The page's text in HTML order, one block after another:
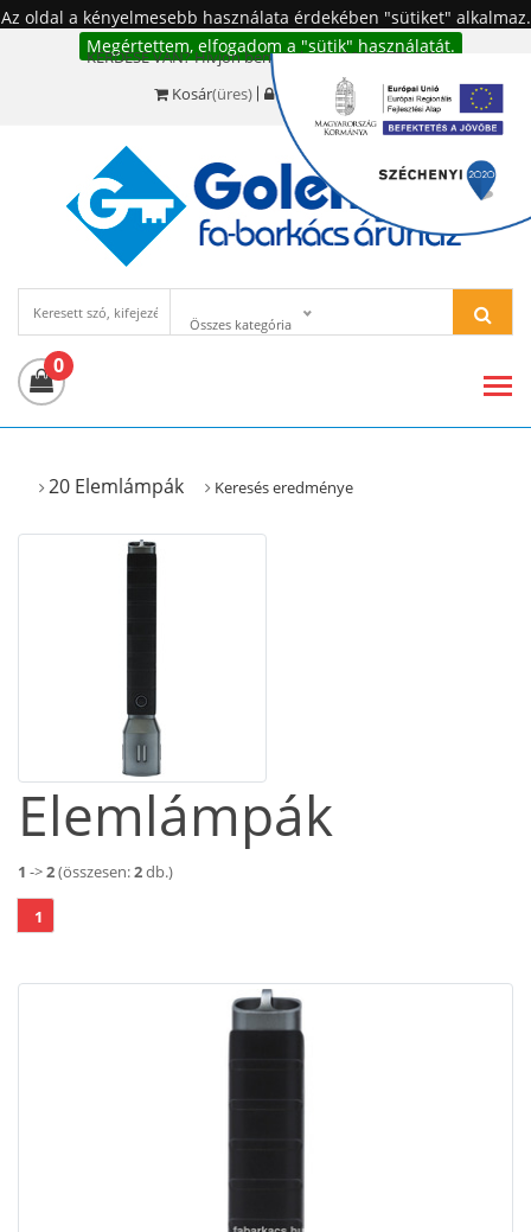
Az oldal a kényelmesebb használata érdekében "sütiket" alkalmaz.
Megértettem, elfogadom a "sütik" használatát.
KÉRDÉSE VAN? Hívjon bennünket!:+36 20 977-6494
Kosár(üres) Bejelentkezés
Összes kategória
0
20 Elemlámpák Keresés eredménye
Elemlámpák
1 ->2(összesen:2db.)
1